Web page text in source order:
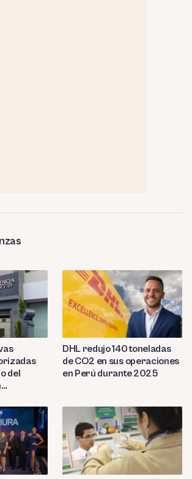
del
DHL redujo 140 toneladas
de CO2 en sus operaciones
en Perú durante 2025